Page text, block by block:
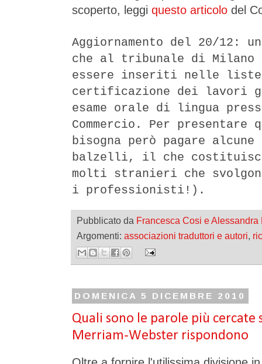
scoperto, leggi questo articolo del
Aggiornamento del 20/12:
che al tribunale di
essere inseriti nelle liste:
certificazione dei lavori
esame orale di lingua
Commercio. Per presentare
bisogna però pagare
balzelli, il che
molti stranieri che
i professionisti!).
Pubblicato da Francesca Cosi e Alessandra
Argomenti: associazioni traduttori e autori,
DOMENICA 5 DICEMBRE 2010
Quali sono le parole più
Merriam-Webster rispondono